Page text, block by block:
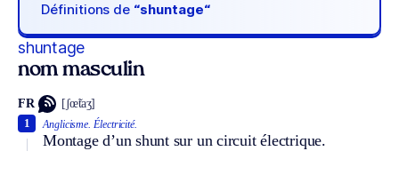
Définitions de “shuntage“
shuntage
nom masculin
FR [ʃœ̃taʒ]
Anglicisme. Électricité.
Montage d’un shunt sur un circuit électrique.
1